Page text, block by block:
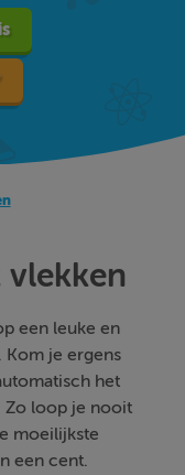
vlekken
een leuke en
Kom je ergens
het
Zo loop je nooit
moeilijkste
een cent.